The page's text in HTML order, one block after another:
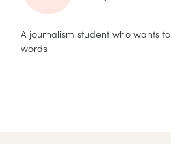
A journalism student who wants
words